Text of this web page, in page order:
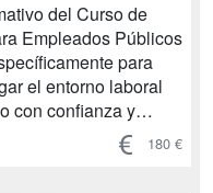
del Curso de
Empleados Públicos
para
el entorno laboral
con confianza y
de nuestro curso,
esencial,
180 €